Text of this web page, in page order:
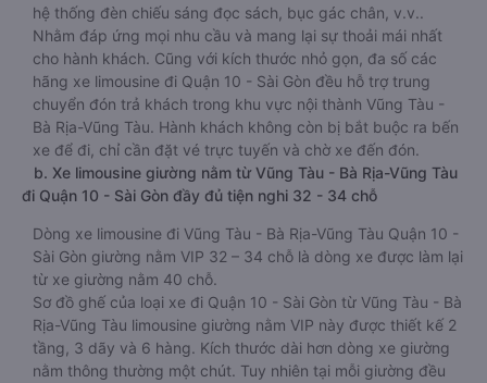
hệ thống đèn chiếu sáng đọc sách, bục gác chân, v.v..
Nhằm đáp ứng mọi nhu cầu và mang lại sự thoải mái nhất
cho hành khách. Cũng với kích thước nhỏ gọn, đa số các
hãng xe limousine đi Quận 10 - Sài Gòn đều hỗ trợ trung
chuyển đón trả khách trong khu vực nội thành Vũng Tàu -
Bà Rịa-Vũng Tàu. Hành khách không còn bị bắt buộc ra bến
xe để đi, chỉ cần đặt vé trực tuyến và chờ xe đến đón.
b. Xe limousine giường nằm từ Vũng Tàu - Bà Rịa-Vũng Tàu
đi Quận 10 - Sài Gòn đầy đủ tiện nghi 32 - 34 chỗ
Dòng xe limousine đi Vũng Tàu - Bà Rịa-Vũng Tàu Quận 10 -
Sài Gòn giường nằm VIP 32 – 34 chỗ là dòng xe được làm lại
từ xe giường nằm 40 chỗ.
Sơ đồ ghế của loại xe đi Quận 10 - Sài Gòn từ Vũng Tàu - Bà
Rịa-Vũng Tàu limousine giường nằm VIP này được thiết kế 2
tầng, 3 dãy và 6 hàng. Kích thước dài hơn dòng xe giường
nằm thông thường một chút. Tuy nhiên tại mỗi giường đều